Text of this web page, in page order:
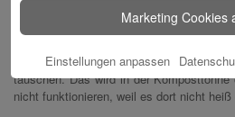
Plastikverpackungen sparen: Hier
Lassen Sie sich nicht von dem
täuschen. Das wird in der
nicht funktionieren, weil es dort nicht heiß
Marketing Cookies
Einstellungen anpassen